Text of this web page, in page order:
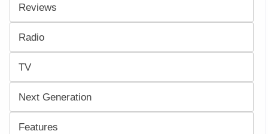
Reviews
Radio
TV
Next Generation
Features